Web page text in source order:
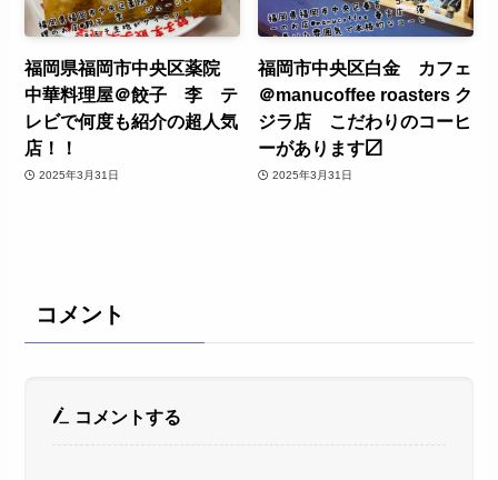
福岡県福岡市中央区薬院
中華料理屋＠餃子 李 テ
レビで何度も紹介の超人気
店！！
2025年3月31日
福岡市中央区白金 カフェ
＠manucoffee roasters ク
ジラ店 こだわりのコーヒ
ーがあります〼
2025年3月31日
コメント
コメントする